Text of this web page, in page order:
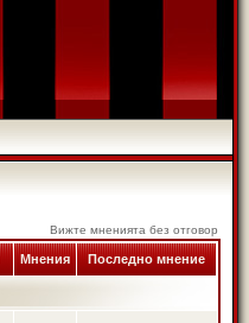
Вижте мненията без отговор
Мнения Последно мнение